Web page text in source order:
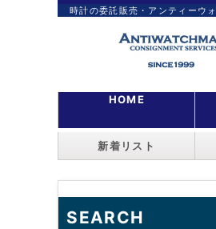
時計の委託販売・アンティーウ
HOME
新着リスト
SEARCH